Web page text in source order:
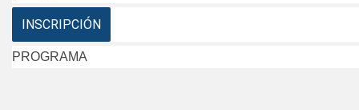
INSCRIPCIÓN
PROGRAMA